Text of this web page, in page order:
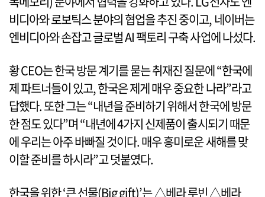
비디아와 로보틱스 분야의 협업을 추진 중이고, 네이버는
엔비디아와 손잡고 글로벌 AI 팩토리 구축 사업에 나섰다.
황 CEO는 한국 방문 계기를 묻는 취재진 질문에 “한국에
제 파트너들이 있고, 한국은 제게 매우 중요한 나라”라고
답했다. 또한 그는 “내년을 준비하기 위해서 한국에 방문
한 점도 있다”며 “내년에 4가지 신제품이 출시되기 때문
에 우리는 아주 바빠질 것이다. 매우 흥미로운 새해를 맞
이할 준비를 하시라”고 덧붙였다.
한국을 위한 ‘큰 선물(Big gift)’는 △베라 루빈 △베라